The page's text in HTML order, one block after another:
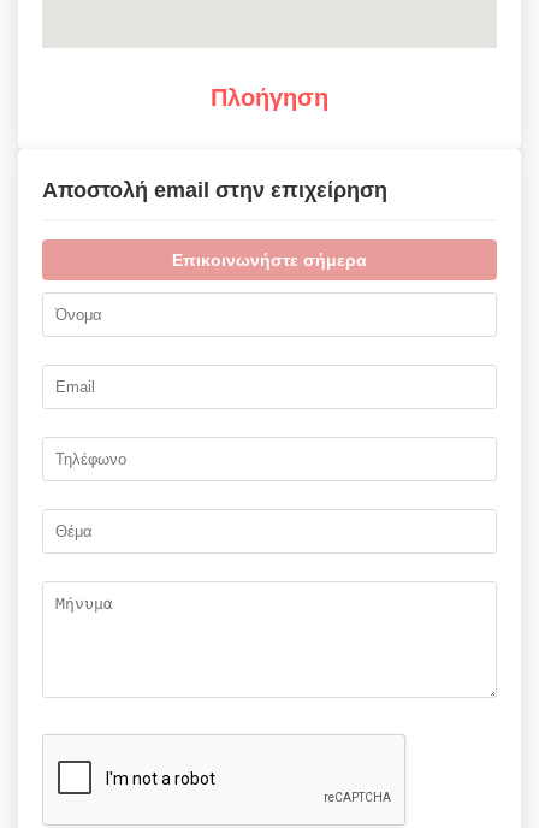
Πλοήγηση
Αποστολή email στην επιχείρηση
Επικοινωνήστε σήμερα